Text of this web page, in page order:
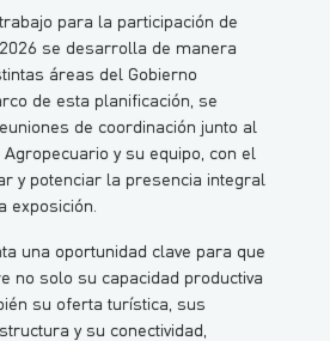
para la participación de
se desarrolla de manera
áreas del Gobierno
de esta planificación, se
de coordinación junto al
y su equipo, con el
y potenciar la presencia integral
exposición.
una oportunidad clave para que
no solo su capacidad productiva
su oferta turística, sus
y su conectividad,